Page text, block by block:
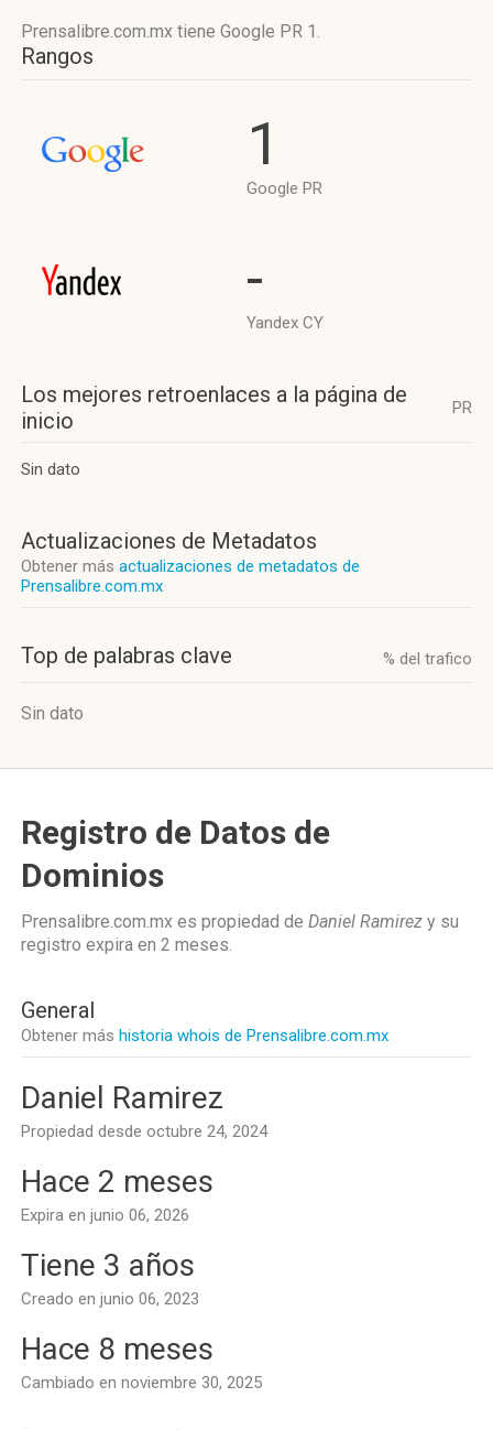
Prensalibre.com.mx tiene Google PR 1.
Rangos
1
Google PR
-
Yandex CY
Los mejores retroenlaces a la página de
inicio
PR
Sin dato
Actualizaciones de Metadatos
Obtener más actualizaciones de metadatos de
Prensalibre.com.mx
Top de palabras clave % del trafico
Sin dato
Registro de Datos de
Dominios
Prensalibre.com.mx es propiedad de Daniel Ramirez y su
registro expira en 2 meses.
General
Obtener más historia whois de Prensalibre.com.mx
Daniel Ramirez
Propiedad desde octubre 24, 2024
Hace 2 meses
Expira en junio 06, 2026
Tiene 3 años
Creado en junio 06, 2023
Hace 8 meses
Cambiado en noviembre 30, 2025